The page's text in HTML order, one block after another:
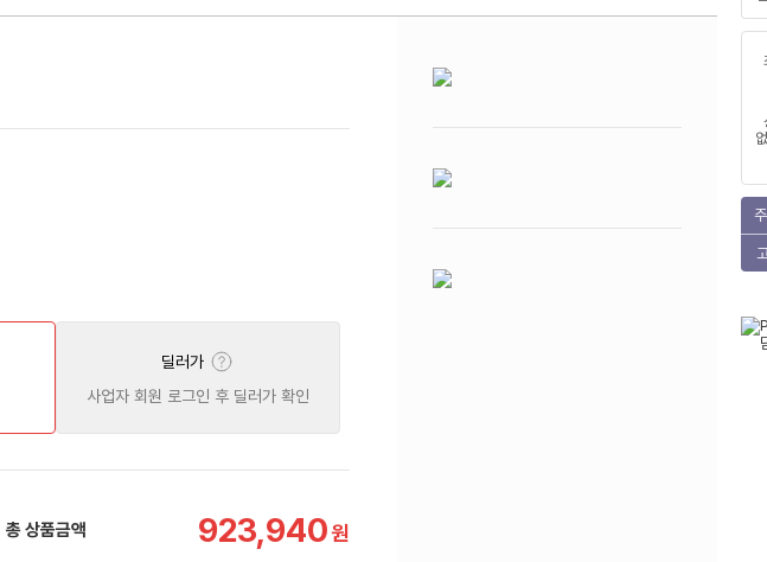
딜러가
사업자 회원 로그인 후 딜러가 확인
총 상품금액 923,940원